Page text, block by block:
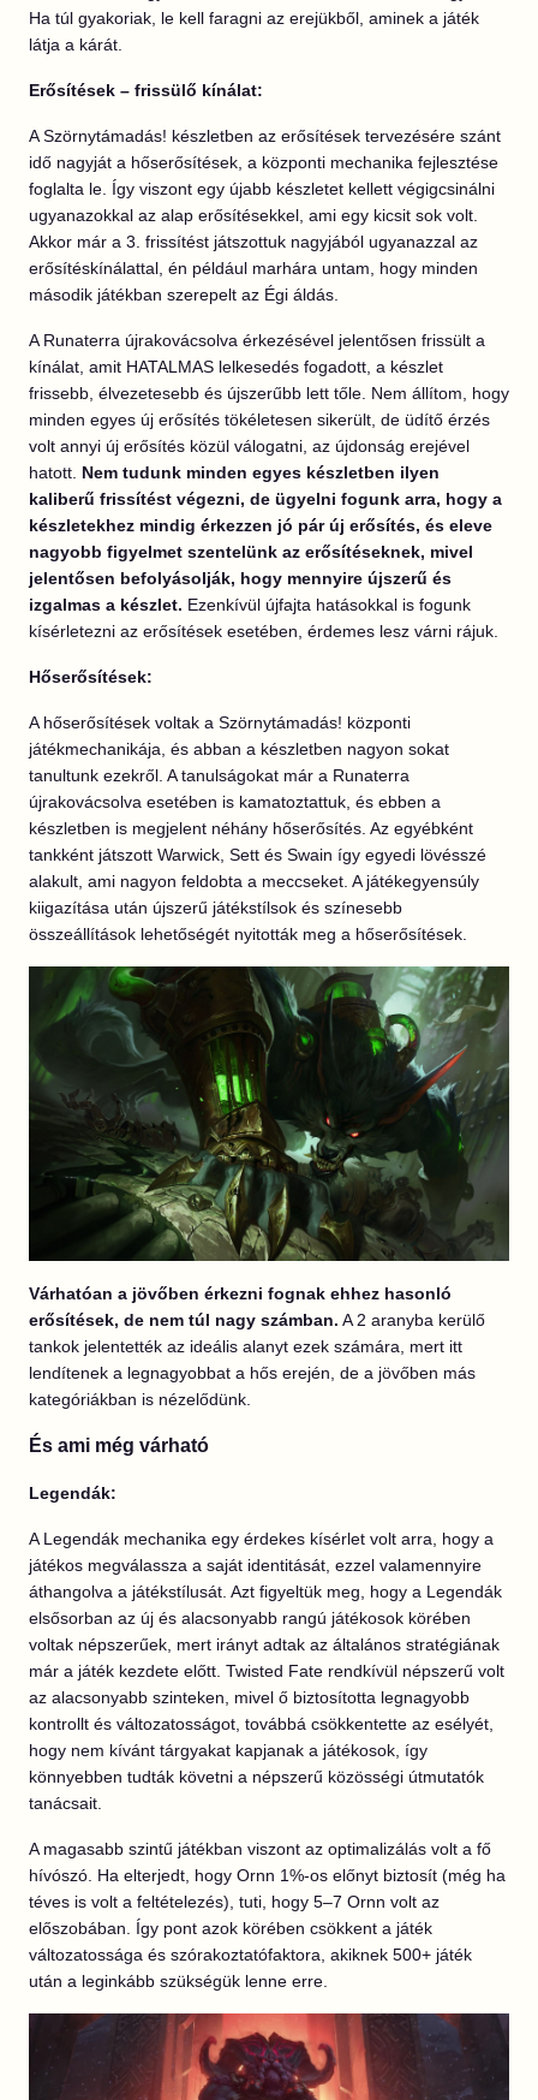
Ha túl gyakoriak, le kell faragni az erejükből, aminek a játék
látja a kárát.
Erősítések – frissülő kínálat:
A Szörnytámadás! készletben az erősítések tervezésére szánt
idő nagyját a hőserősítések, a központi mechanika fejlesztése
foglalta le. Így viszont egy újabb készletet kellett végigcsinálni
ugyanazokkal az alap erősítésekkel, ami egy kicsit sok volt.
Akkor már a 3. frissítést játszottuk nagyjából ugyanazzal az
erősítéskínálattal, én például marhára untam, hogy minden
második játékban szerepelt az Égi áldás.
A Runaterra újrakovácsolva érkezésével jelentősen frissült a
kínálat, amit HATALMAS lelkesedés fogadott, a készlet
frissebb, élvezetesebb és újszerűbb lett tőle. Nem állítom, hogy
minden egyes új erősítés tökéletesen sikerült, de üdítő érzés
volt annyi új erősítés közül válogatni, az újdonság erejével
hatott. Nem tudunk minden egyes készletben ilyen
kaliberű frissítést végezni, de ügyelni fogunk arra, hogy a
készletekhez mindig érkezzen jó pár új erősítés, és eleve
nagyobb figyelmet szentelünk az erősítéseknek, mivel
jelentősen befolyásolják, hogy mennyire újszerű és
izgalmas a készlet. Ezenkívül újfajta hatásokkal is fogunk
kísérletezni az erősítések esetében, érdemes lesz várni rájuk.
Hőserősítések:
A hőserősítések voltak a Szörnytámadás! központi
játékmechanikája, és abban a készletben nagyon sokat
tanultunk ezekről. A tanulságokat már a Runaterra
újrakovácsolva esetében is kamatoztattuk, és ebben a
készletben is megjelent néhány hőserősítés. Az egyébként
tankként játszott Warwick, Sett és Swain így egyedi lövésszé
alakult, ami nagyon feldobta a meccseket. A játékegyensúly
kiigazítása után újszerű játékstílsok és színesebb
összeállítások lehetőségét nyitották meg a hőserősítések.
Várhatóan a jövőben érkezni fognak ehhez hasonló
erősítések, de nem túl nagy számban. A 2 aranyba kerülő
tankok jelentették az ideális alanyt ezek számára, mert itt
lendítenek a legnagyobbat a hős erején, de a jövőben más
kategóriákban is nézelődünk.
És ami még várható
Legendák:
A Legendák mechanika egy érdekes kísérlet volt arra, hogy a
játékos megválassza a saját identitását, ezzel valamennyire
áthangolva a játékstílusát. Azt figyeltük meg, hogy a Legendák
elsősorban az új és alacsonyabb rangú játékosok körében
voltak népszerűek, mert irányt adtak az általános stratégiának
már a játék kezdete előtt. Twisted Fate rendkívül népszerű volt
az alacsonyabb szinteken, mivel ő biztosította legnagyobb
kontrollt és változatosságot, továbbá csökkentette az esélyét,
hogy nem kívánt tárgyakat kapjanak a játékosok, így
könnyebben tudták követni a népszerű közösségi útmutatók
tanácsait.
A magasabb szintű játékban viszont az optimalizálás volt a fő
hívószó. Ha elterjedt, hogy Ornn 1%-os előnyt biztosít (még ha
téves is volt a feltételezés), tuti, hogy 5–7 Ornn volt az
előszobában. Így pont azok körében csökkent a játék
változatossága és szórakoztatófaktora, akiknek 500+ játék
után a leginkább szükségük lenne erre.